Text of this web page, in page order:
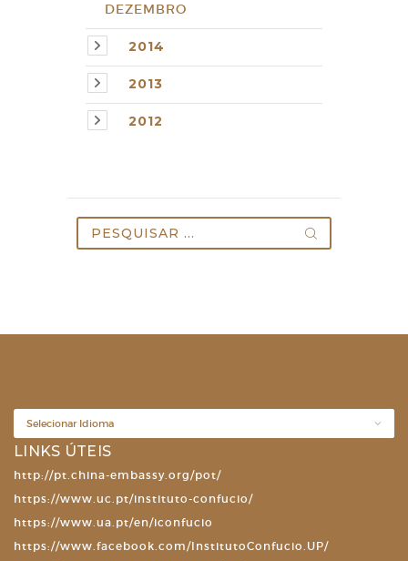
DEZEMBRO
2014
2013
2012
por:
LINKS ÚTEIS
http://pt.china-embassy.org/pot/
https://www.uc.pt/instituto-confucio/
https://www.ua.pt/en/iconfucio
https://www.facebook.com/InstitutoConfucio.UP/